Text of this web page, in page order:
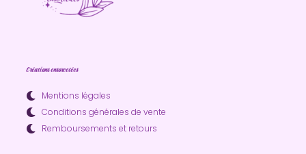
Créations ensorcelées
Mentions légales
Conditions générales de vente
Remboursements et retours